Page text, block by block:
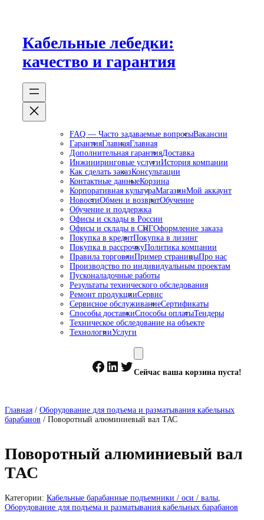
Кабельные лебедки:
качество и гарантия
FAQ — Часто задаваемые вопросыВакансии
ГарантияГлавнаяГлавная
Дополнительная гарантияДоставка
Инжиниринговые услугиИстория компании
Как сделать заказКонсультации
Контактные данныеКорзина
Корпоративная культураМагазинМой аккаунт
НовостиОбмен и возвратОбучение
Обучение и поддержка
Офисы и склады в России
Офисы и склады в СНГОформление заказа
Покупка в кредитПокупка в лизинг
Покупка в рассрочкуПолитика компании
Правила торговлиПример страницыПро нас
Производство по индивидуальным проектам
Пусконаладочные работы
Результаты технического обследования
Ремонт продукцииСервис
Сервисное обслуживаниеСертификаты
Способы доставкиСпособы оплатыТендеры
Техническое обследование на объекте
ТехнологииУслуги
Facebook
LinkedIn
Twitter
Сейчас ваша корзина пуста!
Главная / Оборудование для подъема и разматывания кабельных
барабанов / Поворотный алюминиевый вал ТАС
Поворотный алюминиевый вал
ТАС
Категории: Кабельные барабанные подъемники / оси / валы,
Оборудование для подъема и разматывания кабельных барабанов